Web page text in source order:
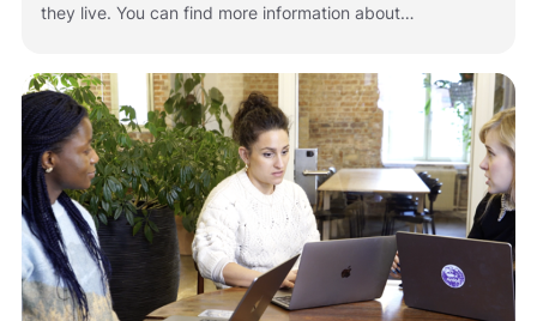
they live. You can find more information about